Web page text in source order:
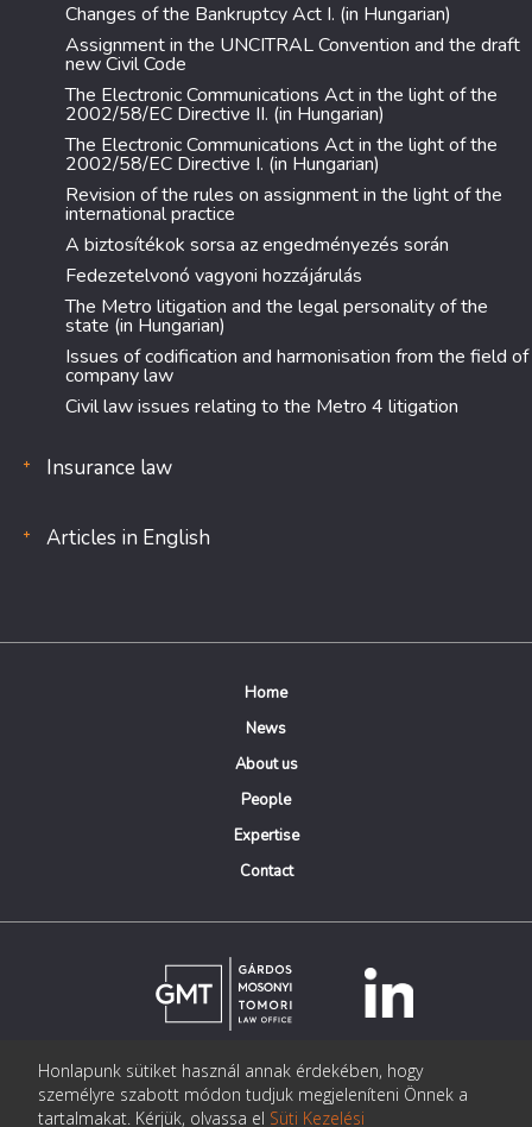
Changes of the Bankruptcy Act I. (in Hungarian)
Assignment in the UNCITRAL Convention and the draft
new Civil Code
The Electronic Communications Act in the light of the
2002/58/EC Directive II. (in Hungarian)
The Electronic Communications Act in the light of the
2002/58/EC Directive I. (in Hungarian)
Revision of the rules on assignment in the light of the
international practice
A biztosítékok sorsa az engedményezés során
Fedezetelvonó vagyoni hozzájárulás
The Metro litigation and the legal personality of the
state (in Hungarian)
Issues of codification and harmonisation from the field of
company law
Civil law issues relating to the Metro 4 litigation
Insurance law
Articles in English
Home
News
About us
People
Expertise
Contact
© Copyright Gárdos Mosonyi Tomori Ügyvédi Iroda
postmaster@gmtlegal.hu
Honlapunk sütiket használ annak érdekében, hogy
személyre szabott módon tudjuk megjeleníteni Önnek a
tartalmakat. Kérjük, olvassa el Süti Kezelési